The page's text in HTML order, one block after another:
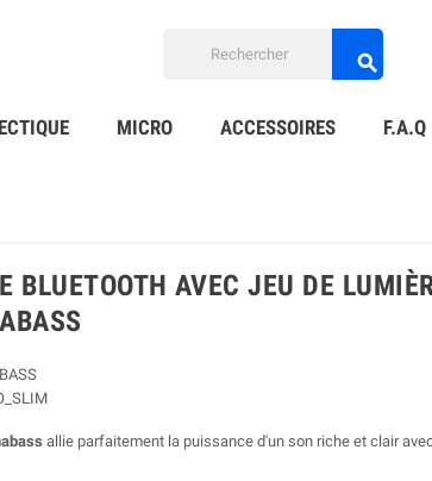

MICRO ACCESSOIRES F.A.Q
BLUETOOTH AVEC JEU DE
allie parfaitement la puissance d'un son riche et clair